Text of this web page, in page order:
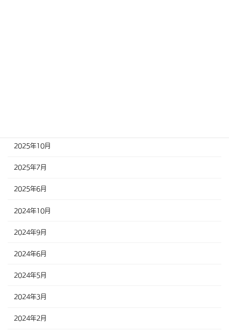
2025年10月
2025年7月
2025年6月
2024年10月
2024年9月
2024年6月
2024年5月
2024年3月
2024年2月